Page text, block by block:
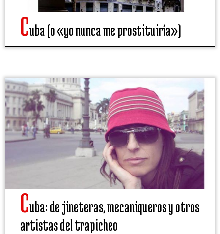
Cuba (o «yo nunca me prostituiría»)
Cuba: de jineteras, mecaniqueros y otros
artistas del trapicheo